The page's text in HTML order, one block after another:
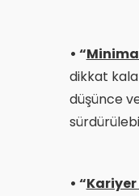
• “
dikkat
düşünce
• “Kariyer